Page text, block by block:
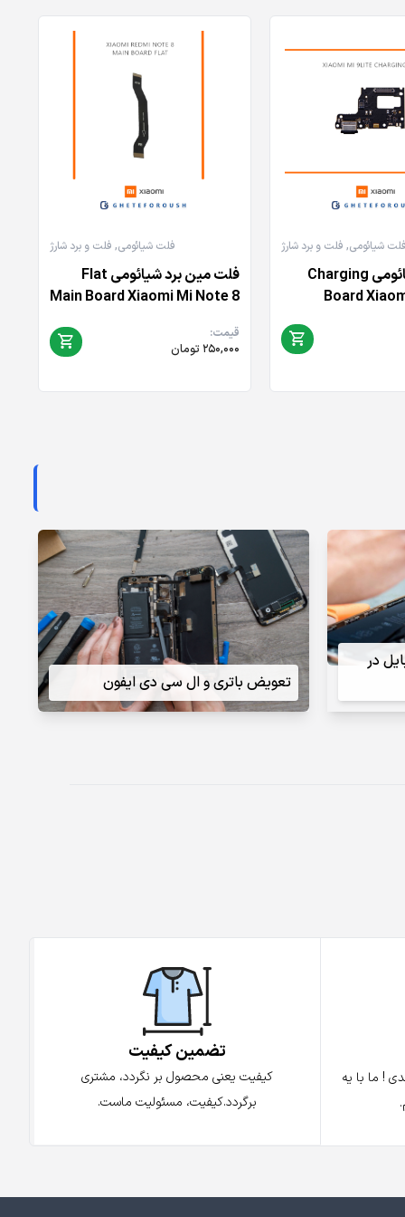
فلت شیائومی, فلت و برد شارژ
برد شارژ شیائومی Charging
Board
فلت شیائومی, فلت و برد شارژ
فلت مین برد شیائومی Flat
Main Board Xiaomi Mi Note 8
قیمت:
۲۵۰,۰۰۰ تومان
در
تعویض باتری و ال سی دی ایفون
! ما با یه
تضمین کیفیت
کیفیت یعنی محصول بر نگردد، مشتری
برگردد.کیفیت، مسئولیت ماست.